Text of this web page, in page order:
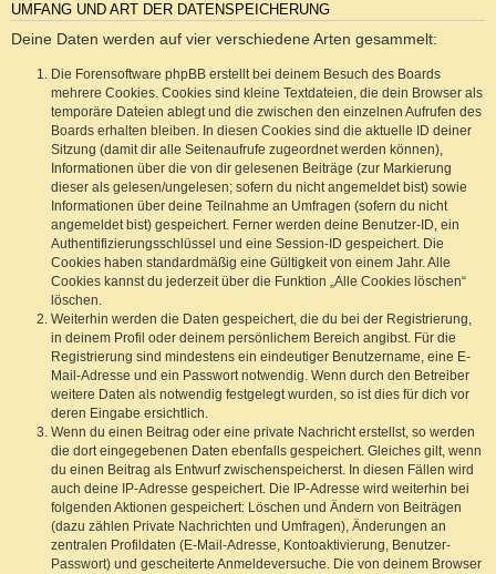
UMFANG UND ART DER DATENSPEICHERUNG
Deine Daten werden auf vier verschiedene Arten gesammelt:
Die Forensoftware phpBB erstellt bei deinem Besuch des Boards
mehrere Cookies. Cookies sind kleine Textdateien, die dein Browser als
temporäre Dateien ablegt und die zwischen den einzelnen Aufrufen des
Boards erhalten bleiben. In diesen Cookies sind die aktuelle ID deiner
Sitzung (damit dir alle Seitenaufrufe zugeordnet werden können),
Informationen über die von dir gelesenen Beiträge (zur Markierung
dieser als gelesen/ungelesen; sofern du nicht angemeldet bist) sowie
Informationen über deine Teilnahme an Umfragen (sofern du nicht
angemeldet bist) gespeichert. Ferner werden deine Benutzer-ID, ein
Authentifizierungsschlüssel und eine Session-ID gespeichert. Die
Cookies haben standardmäßig eine Gültigkeit von einem Jahr. Alle
Cookies kannst du jederzeit über die Funktion „Alle Cookies löschen“
löschen.
Weiterhin werden die Daten gespeichert, die du bei der Registrierung,
in deinem Profil oder deinem persönlichem Bereich angibst. Für die
Registrierung sind mindestens ein eindeutiger Benutzername, eine E-
Mail-Adresse und ein Passwort notwendig. Wenn durch den Betreiber
weitere Daten als notwendig festgelegt wurden, so ist dies für dich vor
deren Eingabe ersichtlich.
Wenn du einen Beitrag oder eine private Nachricht erstellst, so werden
die dort eingegebenen Daten ebenfalls gespeichert. Gleiches gilt, wenn
du einen Beitrag als Entwurf zwischenspeicherst. In diesen Fällen wird
auch deine IP-Adresse gespeichert. Die IP-Adresse wird weiterhin bei
folgenden Aktionen gespeichert: Löschen und Ändern von Beiträgen
(dazu zählen Private Nachrichten und Umfragen), Änderungen an
zentralen Profildaten (E-Mail-Adresse, Kontoaktivierung, Benutzer-
Passwort) und gescheiterte Anmeldeversuche. Die von deinem Browser